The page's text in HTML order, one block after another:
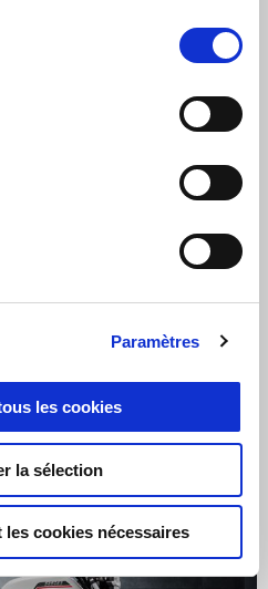
Paramètres
les cookies
la sélection
cookies nécessaires